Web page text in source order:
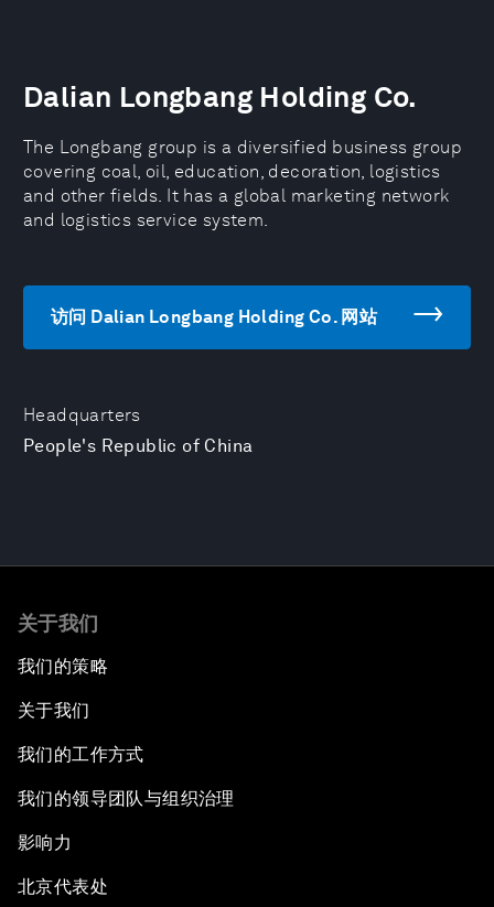
Headquarters
People's Republic of China
Dalian Longbang Holding Co.
The Longbang group is a diversified business group
covering coal, oil, education, decoration, logistics
and other fields. It has a global marketing network
and logistics service system.
访问 Dalian Longbang Holding Co. 网站
关于我们
我们的策略
关于我们
我们的工作方式
我们的领导团队与组织治理
影响力
北京代表处